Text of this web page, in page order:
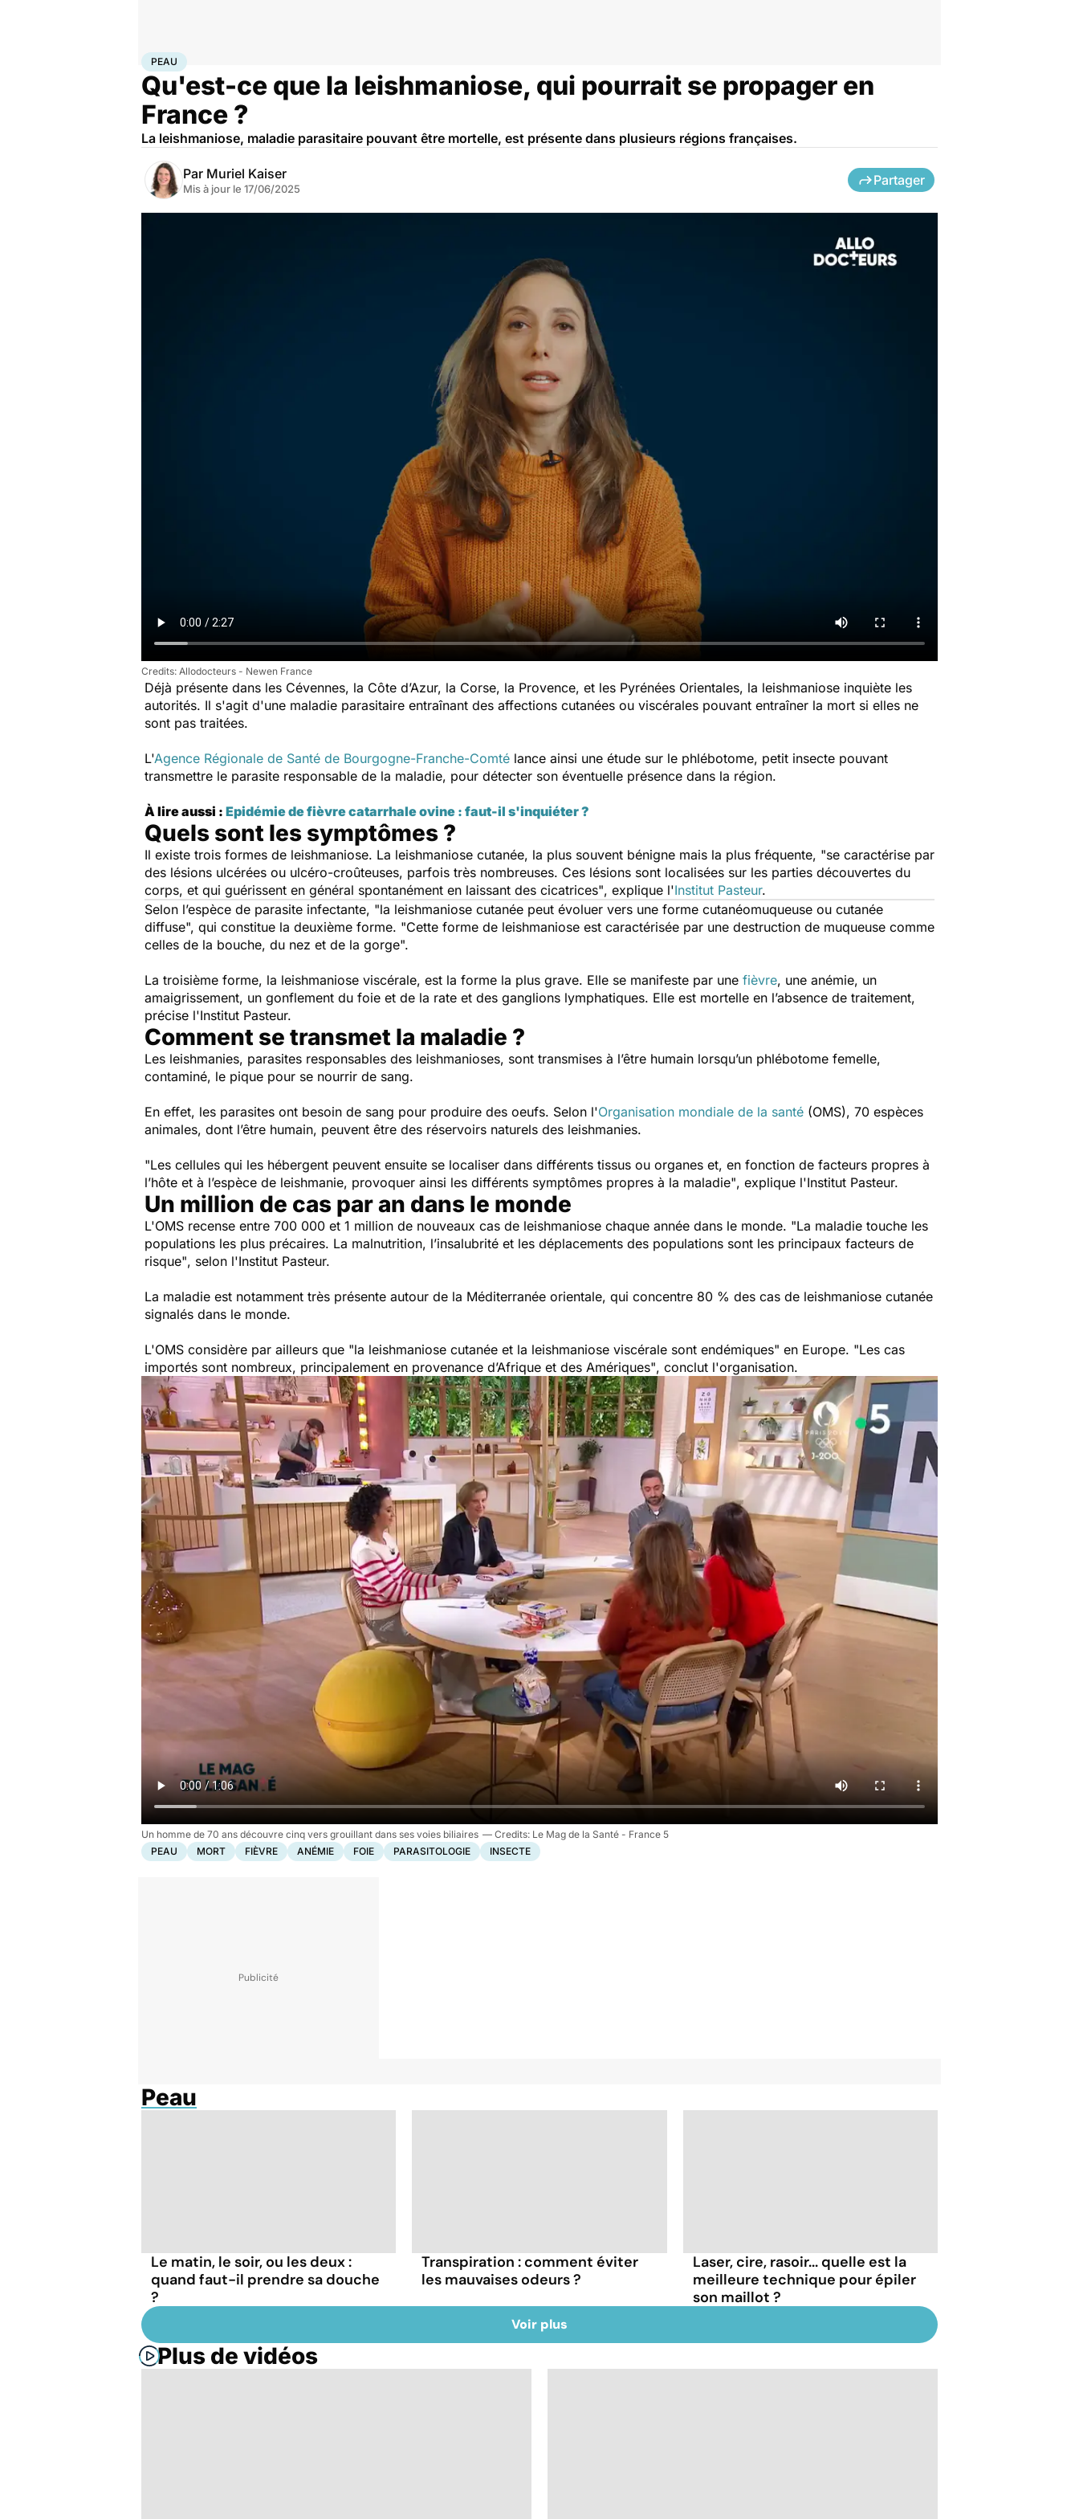
AccueilSanté
PEAU
Qu'est-ce que la leishmaniose, qui pourrait se propager en
France ?
La leishmaniose, maladie parasitaire pouvant être mortelle, est présente dans plusieurs régions françaises.
Par Muriel Kaiser
Mis à jour le 17/06/2025
Partager
Allodocteurs - Newen France
Déjà présente dans les Cévennes, la Côte d’Azur, la Corse, la Provence, et les Pyrénées Orientales, la leishmaniose inquiète les
autorités. Il s'agit d'une maladie parasitaire entraînant des affections cutanées ou viscérales pouvant entraîner la mort si elles ne
sont pas traitées.
L'Agence Régionale de Santé de Bourgogne-Franche-Comté lance ainsi une étude sur le phlébotome, petit insecte pouvant
transmettre le parasite responsable de la maladie, pour détecter son éventuelle présence dans la région.
À lire aussi : Epidémie de fièvre catarrhale ovine : faut-il s'inquiéter ?
Quels sont les symptômes ?
Il existe trois formes de leishmaniose. La leishmaniose cutanée, la plus souvent bénigne mais la plus fréquente, "se caractérise par
des lésions ulcérées ou ulcéro-croûteuses, parfois très nombreuses. Ces lésions sont localisées sur les parties découvertes du
corps, et qui guérissent en général spontanément en laissant des cicatrices", explique l'Institut Pasteur.
Selon l’espèce de parasite infectante, "la leishmaniose cutanée peut évoluer vers une forme cutanéomuqueuse ou cutanée
diffuse", qui constitue la deuxième forme. "Cette forme de leishmaniose est caractérisée par une destruction de muqueuse comme
celles de la bouche, du nez et de la gorge".
La troisième forme, la leishmaniose viscérale, est la forme la plus grave. Elle se manifeste par une fièvre, une anémie, un
amaigrissement, un gonflement du foie et de la rate et des ganglions lymphatiques. Elle est mortelle en l’absence de traitement,
précise l'Institut Pasteur.
Comment se transmet la maladie ?
Les leishmanies, parasites responsables des leishmanioses, sont transmises à l’être humain lorsqu’un phlébotome femelle,
contaminé, le pique pour se nourrir de sang.
En effet, les parasites ont besoin de sang pour produire des oeufs. Selon l'Organisation mondiale de la santé (OMS), 70 espèces
animales, dont l’être humain, peuvent être des réservoirs naturels des leishmanies.
"Les cellules qui les hébergent peuvent ensuite se localiser dans différents tissus ou organes et, en fonction de facteurs propres à
l’hôte et à l’espèce de leishmanie, provoquer ainsi les différents symptômes propres à la maladie", explique l'Institut Pasteur.
Un million de cas par an dans le monde
L'OMS recense entre 700 000 et 1 million de nouveaux cas de leishmaniose chaque année dans le monde. "La maladie touche les
populations les plus précaires. La malnutrition, l’insalubrité et les déplacements des populations sont les principaux facteurs de
risque", selon l'Institut Pasteur.
La maladie est notamment très présente autour de la Méditerranée orientale, qui concentre 80 % des cas de leishmaniose cutanée
signalés dans le monde.
L'OMS considère par ailleurs que "la leishmaniose cutanée et la leishmaniose viscérale sont endémiques" en Europe. "Les cas
importés sont nombreux, principalement en provenance d’Afrique et des Amériques", conclut l'organisation.
Un homme de 70 ans découvre cinq vers grouillant dans ses voies biliaires
Le Mag de la Santé - France 5
PEAU
MORT FIÈVRE ANÉMIE FOIE PARASITOLOGIE INSECTE
Peau
Le matin, le soir, ou les deux :
quand faut-il prendre sa douche
?
Transpiration : comment éviter
les mauvaises odeurs ?
Laser, cire, rasoir... quelle est la
meilleure technique pour épiler
son maillot ?
Voir plus
Plus de vidéos